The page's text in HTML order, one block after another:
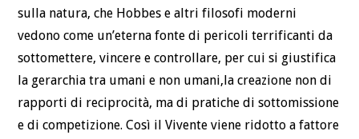
sulla natura, che Hobbes e altri filosofi moderni
vedono come un’eterna fonte di pericoli terrificanti da
sottomettere, vincere e controllare, per cui si giustifica
la gerarchia tra umani e non umani,la creazione non di
rapporti di reciprocità, ma di pratiche di sottomissione
e di competizione. Così il Vivente viene ridotto a fattore